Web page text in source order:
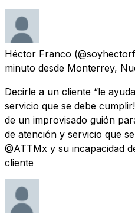
Héctor Franco
minuto desde Monterrey,
Decirle a un cliente “le
servicio que se debe
de un improvisado guión
de atención y servicio que
@ATTMx y su incapacidad
cliente